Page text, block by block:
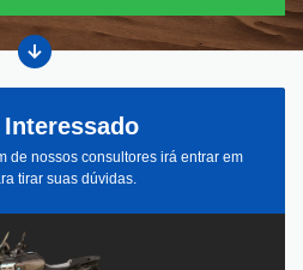
de nossos consultores irá entrar em
tirar suas dúvidas.